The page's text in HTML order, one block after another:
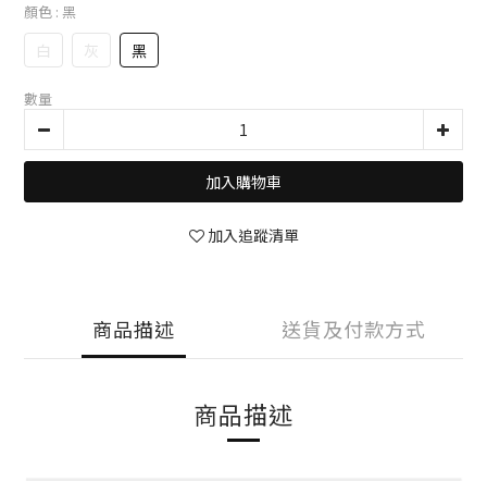
顏色 : 黑
白 灰 黑
數量
加入購物車
加入追蹤清單
商品描述 送貨及付款方式
商品描述